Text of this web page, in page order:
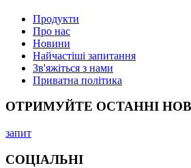
Продукти
Про нас
Новини
Найчастіші запитання
Зв'яжіться з нами
Приватна політика
ОТРИМУЙТЕ ОСТАННІ
запит
СОЦІАЛЬНІ